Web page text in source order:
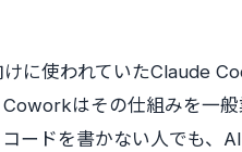
に使われていたClaude
はその仕組みを一
ードを書かない人でも、